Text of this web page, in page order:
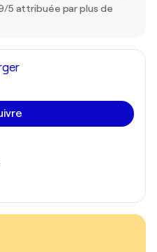
5 attribuée par plus de